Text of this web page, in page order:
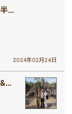
ベーシックプラン アンコールワット半日観光（午前・午後発）
2024年02月24日
ベーシックプラン アンコールワット&アンコールトム1日観光(バケン山夕日、 昼食付き)